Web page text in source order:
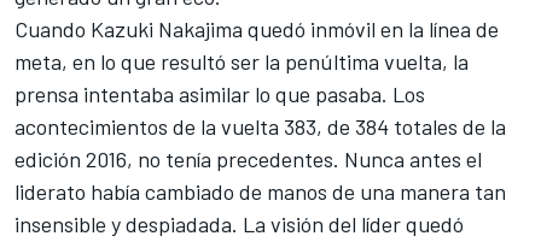
Cuando Kazuki Nakajima quedó inmóvil en la línea de
meta, en lo que resultó ser la penúltima vuelta, la
prensa intentaba asimilar lo que pasaba. Los
acontecimientos de la vuelta 383, de 384 totales de la
edición 2016, no tenía precedentes. Nunca antes el
liderato había cambiado de manos de una manera tan
insensible y despiadada. La visión del líder quedó